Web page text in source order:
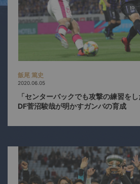
飯尾 篤史
2020.06.05
「センターバックでも攻撃の練習を
DF菅沼駿哉が明かすガンバの育成